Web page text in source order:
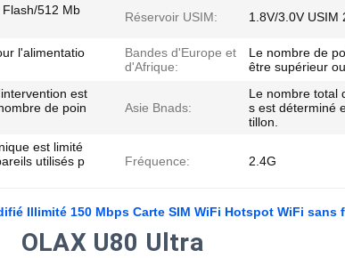
512 Mb
Réservoir USIM: 1.8V/3.0V USIM
l'alimentatio
Bandes d'Europe et
d'Afrique:
Le nombre de
être supérieur
est
de poin
Asie Bnads:
Le nombre total
s est déterminé
tillon.
est limité
utilisés p
Fréquence: 2.4G
Illimité 150 Mbps Carte SIM WiFi Hotspot WiFi sans
OLAX U80 Ultra